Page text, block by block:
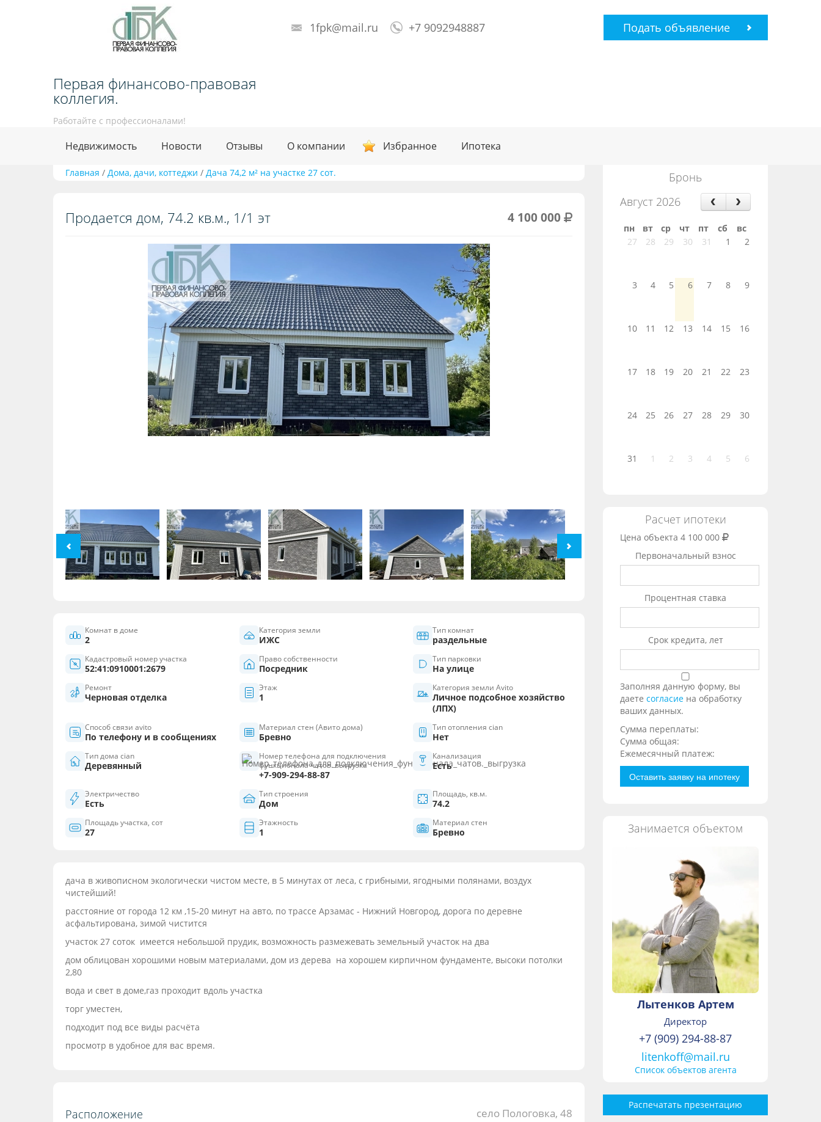
Первая финансово-правовая
коллегия.
Работайте с профессионалами!
1fpk@mail.ru +7 9092948887 Подать объявление
Недвижимость Новости Отзывы О компании Избранное Ипотека
Главная / Дома, дачи, коттеджи / Дача 74,2 м² на участке 27 сот.
Продается дом, 74.2 кв.м., 1/1 эт 4 100 000
Комнат в доме
2
Категория земли
ИЖС
Тип комнат
раздельные
Кадастровый номер участка
52:41:0910001:2679
Право собственности
Посредник
Тип парковки
На улице
Ремонт
Черновая отделка
Этаж
1
Категория земли Avito
Личное подсобное хозяйство
(ЛПХ)
Способ связи avito
По телефону и в сообщениях
Материал стен (Авито дома)
Бревно
Тип отопления cian
Нет
Тип дома cian
Деревянный
Номер телефона для подключения
функционала чатов. выгрузка
+7-909-294-88-87
Канализация
Есть
Электричество
Есть
Тип строения
Дом
Площадь, кв.м.
74.2
Площадь участка, сот
27
Этажность
1
Материал стен
Бревно
дача в живописном экологически чистом месте, в 5 минутах от леса, с грибными, ягодными полянами, воздух
чистейший!
расстояние от города 12 км ,15-20 минут на авто, по трассе Арзамас - Нижний Новгород, дорога по деревне
асфальтирована, зимой чистится
участок 27 соток имеется небольшой прудик, возможность размежевать земельный участок на два
дом облицован хорошими новым материалами, дом из дерева на хорошем кирпичном фундаменте, высоки потолки
2,80
вода и свет в доме,газ проходит вдоль участка
торг уместен,
подходит под все виды расчёта
просмотр в удобное для вас время.
Расположение село Пологовка, 48
Бронь
Август 2026
пн вт ср чт пт сб
вс
27
28 29 30 31 1 2
3 4 5 6 7 8 9
10 11 12 13 14 15 16
17 18 19 20 21 22 23
24 25 26 27 28 29 30
31 1 2 3 4 5 6
Расчет ипотеки
Цена объекта 4 100 000
Первоначальный взнос
Процентная ставка
Срок кредита, лет
Заполняя данную форму, вы
даете согласие на обработку
ваших данных.
Сумма переплаты:
Сумма общая:
Ежемесячный платеж:
Оставить заявку на ипотеку
Занимается объектом
Лытенков Артем
Директор
+7 (909) 294-88-87
litenkoff@mail.ru
Список объектов агента
Распечатать презентацию